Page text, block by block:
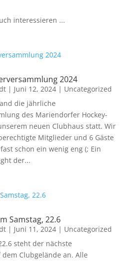
interessieren ...
2024
| Juni 12, 2024| Uncategorized
die jährliche
des Mariendorfer Hockey-
neuen Clubhaus statt. Wir
Mitglieder und 6 Gäste
schon ein wenig eng (; Ein
der...
Samstag, 22.6
| Juni 11, 2024| Uncategorized
steht der nächste
Clubgelände an. Alle